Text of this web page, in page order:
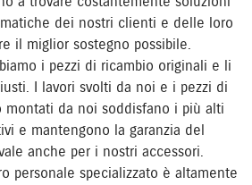
dei nostri clienti e delle loro
il miglior sostegno possibile.
i pezzi di ricambio originali e li
I lavori svolti da noi e i pezzi di
montati da noi soddisfano i più alti
e mantengono la garanzia del
anche per i nostri accessori.
personale specializzato è altamente